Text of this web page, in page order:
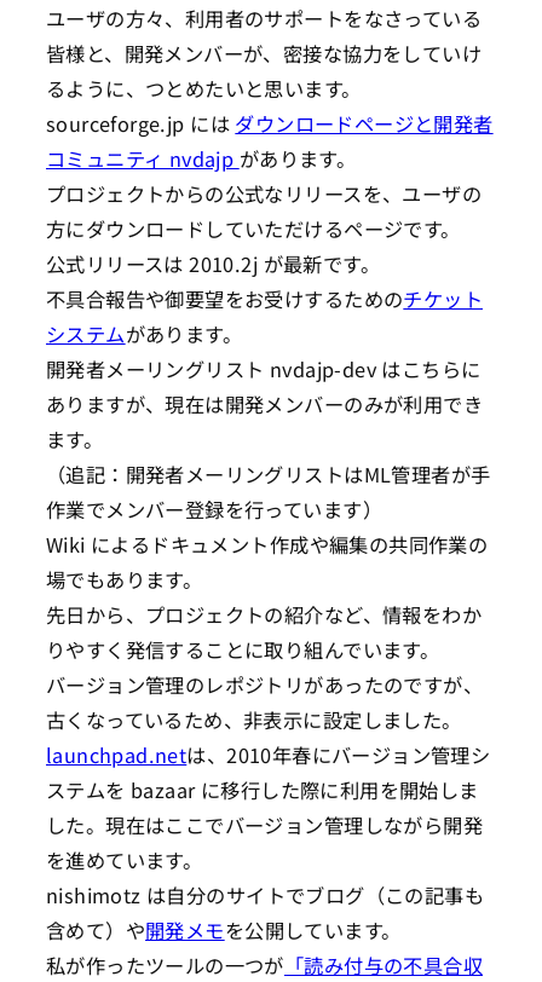
ユーザの方々、利用者のサポートをなさっている
皆様と、開発メンバーが、密接な協力をしていけ
るように、つとめたいと思います。
sourceforge.jp には ダウンロードページと開発者
コミュニティ nvdajp があります。
プロジェクトからの公式なリリースを、ユーザの
方にダウンロードしていただけるページです。
公式リリースは 2010.2j が最新です。
不具合報告や御要望をお受けするためのチケット
システムがあります。
開発者メーリングリスト nvdajp-dev はこちらに
ありますが、現在は開発メンバーのみが利用でき
ます。
（追記：開発者メーリングリストはML管理者が手
作業でメンバー登録を行っています）
Wiki によるドキュメント作成や編集の共同作業の
場でもあります。
先日から、プロジェクトの紹介など、情報をわか
りやすく発信することに取り組んでいます。
バージョン管理のレポジトリがあったのですが、
古くなっているため、非表示に設定しました。
launchpad.netは、2010年春にバージョン管理シ
ステムを bazaar に移行した際に利用を開始しま
した。現在はここでバージョン管理しながら開発
を進めています。
nishimotz は自分のサイトでブログ（この記事も
含めて）や開発メモを公開しています。
私が作ったツールの一つが 「読み付与の不具合収